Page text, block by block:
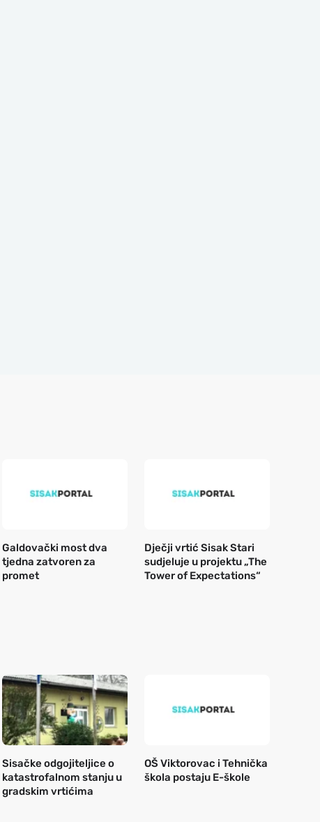
Galdovački most dva
tjedna zatvoren za
promet
Dječji vrtić Sisak Stari
sudjeluje u projektu „The
Tower of Expectations“
Sisačke odgojiteljice o
katastrofalnom stanju u
gradskim vrtićima
OŠ Viktorovac i Tehnička
škola postaju E-škole